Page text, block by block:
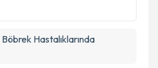
Hastalıklarında